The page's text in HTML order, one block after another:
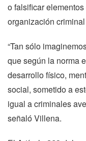
o falsificar
organización
“Tan sólo
que según la norma
desarrollo físico,
social, sometido a
igual a criminales
señaló Villena.